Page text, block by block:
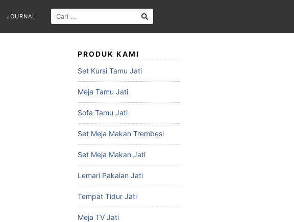
JOURNAL
PRODUK KAMI
Set Kursi Tamu Jati
Meja Tamu Jati
Sofa Tamu Jati
Set Meja Makan Trembesi
Set Meja Makan Jati
Lemari Pakaian Jati
Tempat Tidur Jati
Meja TV Jati